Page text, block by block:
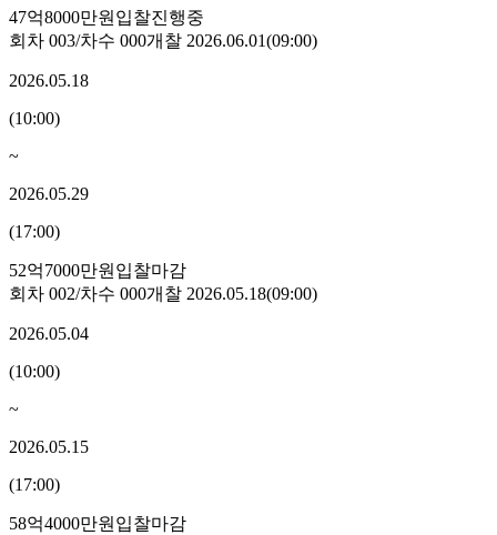
47억8000만원 입찰진행중
회차 003/차수 000개찰 2026.06.01(09:00)
2026.05.18
(10:00)
~
2026.05.29
(17:00)
52억7000만원 입찰마감
회차 002/차수 000개찰 2026.05.18(09:00)
2026.05.04
(10:00)
~
2026.05.15
(17:00)
58억4000만원 입찰마감